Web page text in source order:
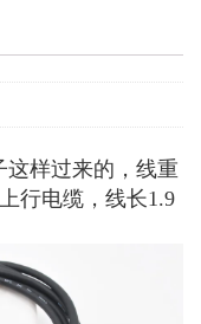
这样过来的，线重
行电缆，线长1.9